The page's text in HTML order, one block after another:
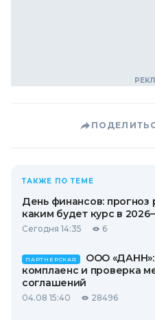
ТАКЖЕ ПО ТЕМЕ
День финансов:
каким будет курс в
Сегодня 14:35 6
ПАРТНЕРСКАЯ
ООО «ДАНН»:
комплаенс и проверка
соглашений
04.08 15:40 28496